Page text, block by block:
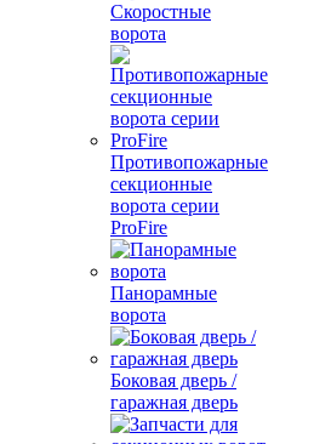
Скоростные
ворота
Противопожарные
секционные
ворота серии
ProFire
Панорамные
ворота
Боковая дверь /
гаражная дверь